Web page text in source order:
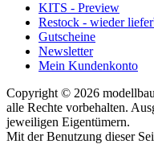
KITS - Preview
Restock - wieder
Gutscheine
Newsletter
Mein Kundenkonto
Copyright © 2026
alle Rechte vorbehalten.
jeweiligen Eigentümern.
Mit der Benutzung dieser